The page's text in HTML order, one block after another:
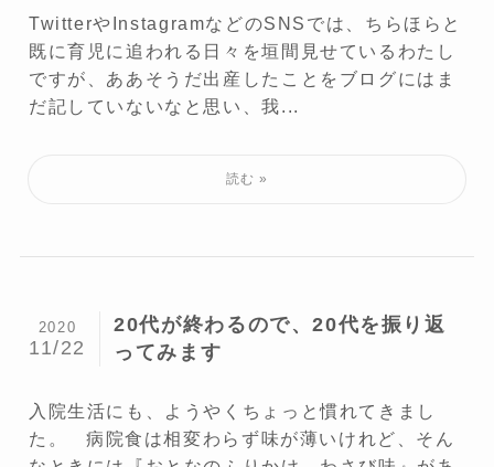
TwitterやInstagramなどのSNSでは、ちらほらと
既に育児に追われる日々を垣間見せているわたし
ですが、ああそうだ出産したことをブログにはま
だ記していないなと思い、我...
20代が終わるので、20代を振り返
ってみます
2020
11/22
入院生活にも、ようやくちょっと慣れてきまし
た。 病院食は相変わらず味が薄いけれど、そん